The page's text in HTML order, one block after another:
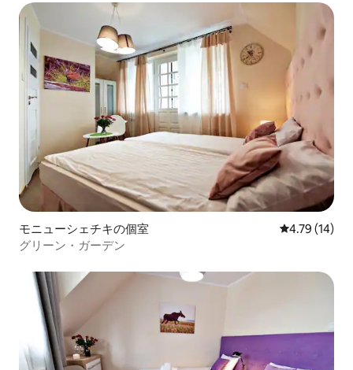
モニューシェチキの個室 レビュー14
4.79 (14)
グリーン・ガーデン